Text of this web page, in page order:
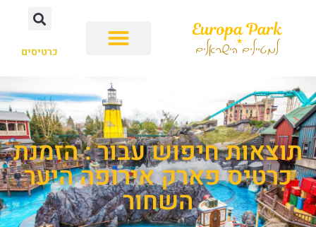
כרטיסים
תוצאות חיפוש עבור : הזמנת
כרטיס פארק אירופה היער
השחור